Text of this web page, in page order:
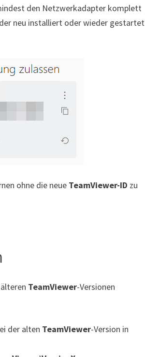
den Netzwerkadapter komplett
neu installiert oder wieder gestartet
ohne die neue TeamViewer-ID zu
TeamViewer-Versionen
der alten TeamViewer-Version in